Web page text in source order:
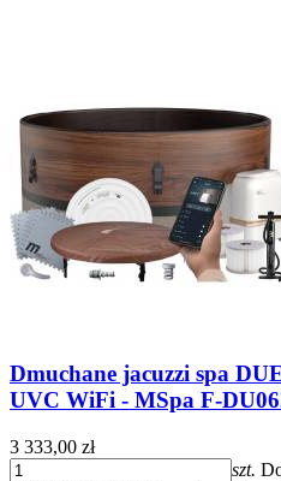
Dmuchane jacuzzi spa
UVC WiFi - MSpa F-
3 333,00 zł
szt.